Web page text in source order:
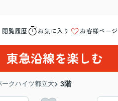
閲覧履歴 お気に入り お客様ペー
東急沿線を楽しむ
ークハイツ都立大 3階